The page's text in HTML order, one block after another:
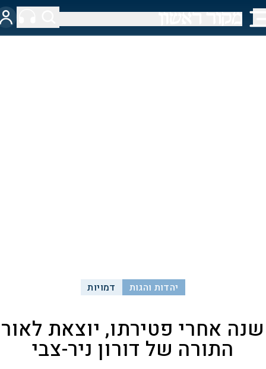
יהדות והגות דמויות
שנה אחרי פטירתו, יוצאת לאור
התורה של דורון ניר-צבי